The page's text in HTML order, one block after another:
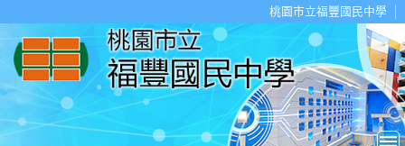
桃園市立福豐國民中學